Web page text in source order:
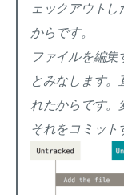
ェックアウト
からです。
ファイルを編集
とみなします。
れたからです。
それをコミット